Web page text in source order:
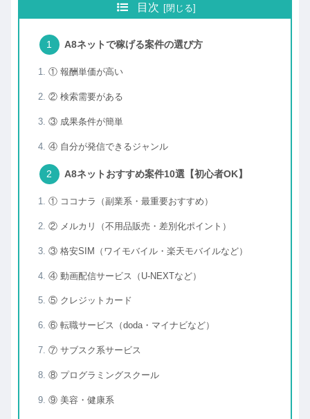
目次
A8ネットで稼げる案件の選び方
① 報酬単価が高い
② 検索需要がある
③ 成果条件が簡単
④ 自分が発信できるジャンル
A8ネットおすすめ案件10選【初心者OK】
① ココナラ（副業系・最重要おすすめ）
② メルカリ（不用品販売・差別化ポイント）
③ 格安SIM（ワイモバイル・楽天モバイルなど）
④ 動画配信サービス（U-NEXTなど）
⑤ クレジットカード
⑥ 転職サービス（doda・マイナビなど）
⑦ サブスク系サービス
⑧ プログラミングスクール
⑨ 美容・健康系